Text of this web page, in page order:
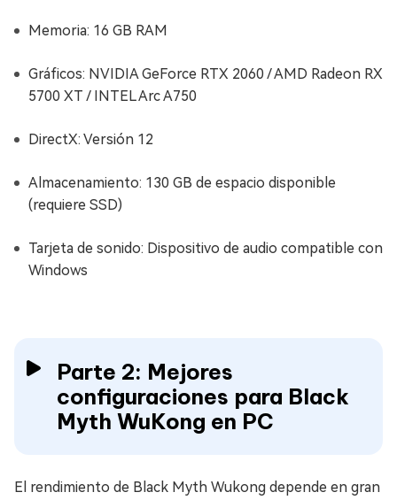
Memoria: 16 GB RAM
Gráficos: NVIDIA GeForce RTX 2060 / AMD Radeon RX
5700 XT / INTEL Arc A750
DirectX: Versión 12
Almacenamiento: 130 GB de espacio disponible
(requiere SSD)
Tarjeta de sonido: Dispositivo de audio compatible con
Windows
Parte 2: Mejores
configuraciones para Black
Myth WuKong en PC
El rendimiento de Black Myth Wukong depende en gran